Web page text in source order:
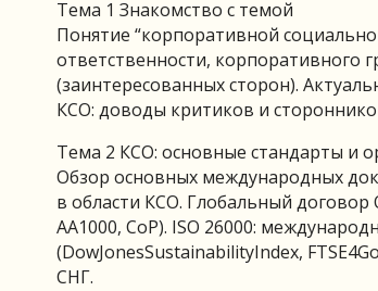
Тема 1 Знакомство с темой
Понятие “корпоративной
ответственности, корпоративного
(заинтересованных сторон).
КСО: доводы критиков и
Тема 2 КСО: основные стандарты и
Обзор основных международных
в области КСО. Глобальный
AA1000, CoP). ISO 26000:
(DowJonesSustainabilityIndex,
СНГ.